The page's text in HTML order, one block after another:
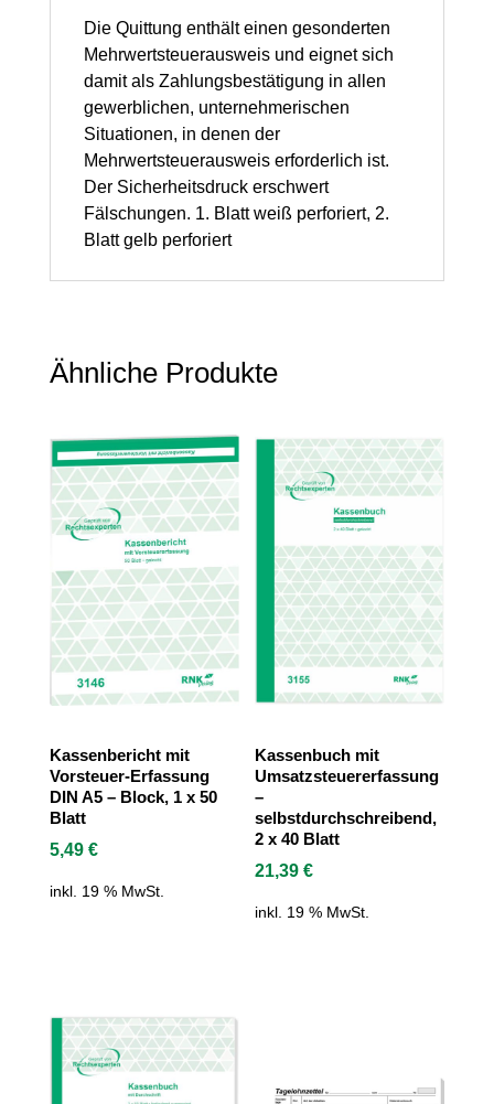
Menge
Die Quittung enthält einen gesonderten
Mehrwertsteuerausweis und eignet sich
damit als Zahlungsbestätigung in allen
gewerblichen, unternehmerischen
Situationen, in denen der
Mehrwertsteuerausweis erforderlich ist.
Der Sicherheitsdruck erschwert
Fälschungen. 1. Blatt weiß perforiert, 2.
Blatt gelb perforiert
Ähnliche Produkte
Kassenbericht mit
Vorsteuer-Erfassung
DIN A5 – Block, 1 x 50
Blatt
5,49 €
inkl. 19 % MwSt.
Kassenbuch mit
Umsatzsteuererfassung
–
selbstdurchschreibend,
2 x 40 Blatt
21,39€
inkl. 19 % MwSt.